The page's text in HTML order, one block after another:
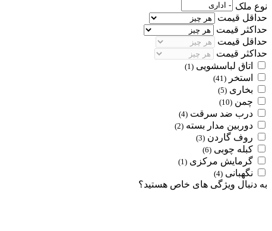
نوع ملک
حداقل قیمت
حداکثر قیمت
حداقل قیمت
حداکثر قیمت
اتاق لباسشویی (1)
استخر (41)
بخاری (5)
چمن (10)
درب ضد سرقت (4)
دوربین مدار بسته (2)
روف گاردن (3)
کبله چوبی (6)
گرمایش مرکزی (1)
نگهبانی (4)
به دنبال ویژگی های خاص هستید؟